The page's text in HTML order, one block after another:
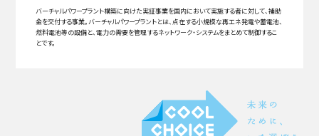
バーチャルパワープラント構築に向けた実証事業を国内において実施する者に対して、補助
金を交付する事業。バーチャルパワープラントとは、点在する小規模な再エネ発電や蓄電池、
燃料電池等の設備と、電力の需要を管理するネットワーク・システムをまとめて制御するこ
とです。